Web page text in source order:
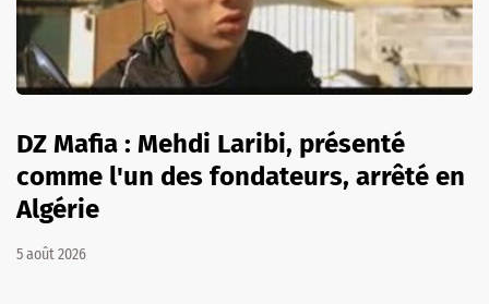
DZ Mafia : Mehdi Laribi, présenté
comme l'un des fondateurs, arrêté en
Algérie
5 août 2026